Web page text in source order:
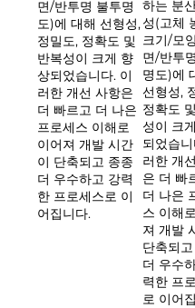
면/반투명 불투명
도)에 대해 선형성,
정밀도, 정확도 및
반복성이 크게 향
상되었습니다. 이
러한 개선 사항은
더 빠르고 더 나은
프로세스 이해로
이어져 개발 시간
이 단축되고 종종
더 우수하고 강력
한 프로세스로 이
어집니다.
하는 분
성(고체
크기/모
면/반투
명도)에
선형성,
정확도
성이 크
되었습
러한 개
은 더 빠
더 나은
스 이해
져 개발
단축되
더 우수
력한 프
로 이어